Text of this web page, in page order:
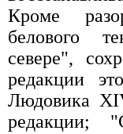
Кроме
белового
севере",
редакции
Людовика
редакции;